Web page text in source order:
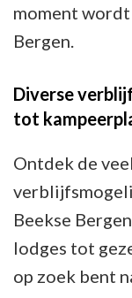
moment
Bergen.
Diverse
tot
Ontdek de
Beekse
lodges tot
op zoek bent